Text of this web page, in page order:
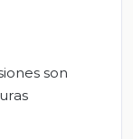
son